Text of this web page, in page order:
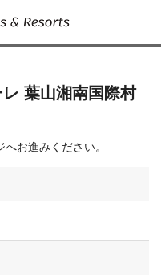
葉山湘南国際村
お進みください。